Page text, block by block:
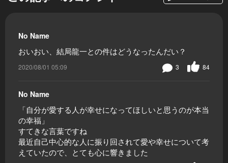
No Name
おいおい、結局龍一との件はどうなったんだい？
2020/08/01 05:09 84
3
No Name
「自分が愛する人が幸せになってほしいと思うのが本当
の幸福」
すてきな言葉ですね
最近自己中心的な人に振り回されて愛や幸せについて考
えていたので、とても心に響きました